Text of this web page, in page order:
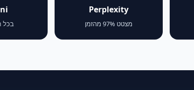
Perplexity
מצטט 97% מהזמן בכל